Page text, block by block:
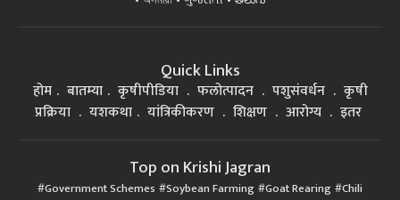
Quick Links
होम बातम्या कृषीपीडिया फलोत्पादन पशुसंवर्धन
कृषी
प्रक्रिया
यशकथा यांत्रिकीकरण शिक्षण आरोग्य इतर
Top on Krishi Jagran
Government Schemes Soybean Farming Goat Rearing Chili